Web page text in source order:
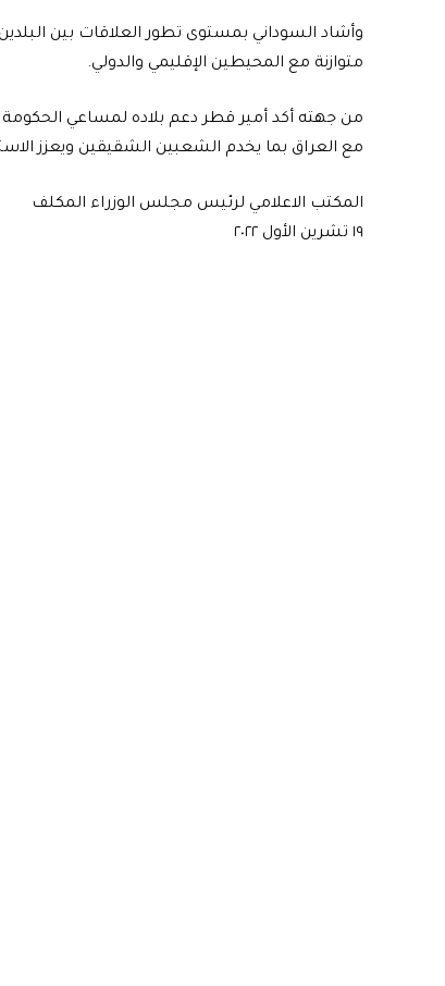
وأشاد السوداني بمستوى تطور العلاقات بين
متوازنة مع المحيطين الإقليمي والدولي.
من جهته أكد أمير قطر دعم بلاده لمساعي
مع العراق بما يخدم الشعبين الشقيقين ويعزز
المكتب الاعلامي لرئيس مجلس الوزراء المكلف
١٩ تشرين الأول ٢٠٢٢